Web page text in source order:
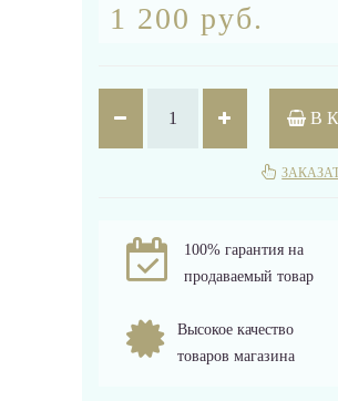
1 200 руб.
В
100% гарантия на
продаваемый товар
Высокое качество
товаров магазина